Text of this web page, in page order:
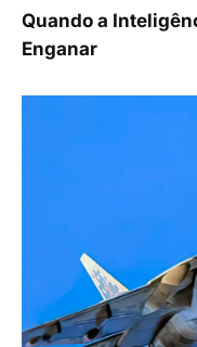
Quando a
Enganar